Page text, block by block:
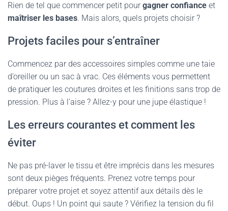
Rien de tel que commencer petit pourgagner confiance et
maîtriser les bases. Mais alors, quels projets choisir ?
Projets faciles pour s’entraîner
Commencez par des accessoires simples comme une taie
d’oreiller ou un sac à vrac. Ces éléments vous permettent
de pratiquer les coutures droites et les finitions sans trop de
pression. Plus à l’aise ? Allez-y pour une jupe élastique !
Les erreurs courantes et comment les
éviter
Ne pas pré-laver le tissu et être imprécis dans les mesures
sont deux pièges fréquents. Prenez votre temps pour
préparer votre projet et soyez attentif aux détails dès le
début. Oups ! Un point qui saute ? Vérifiez la tension du fil